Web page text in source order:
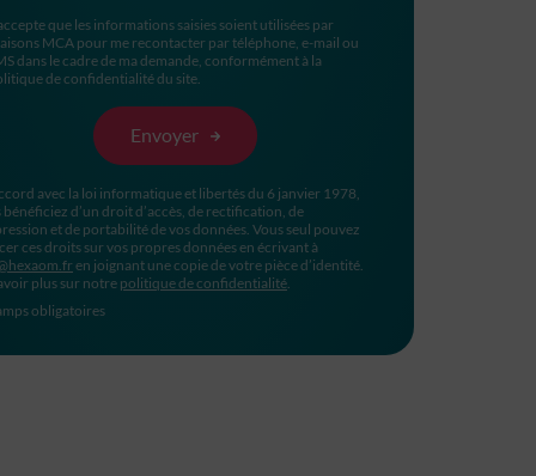
que les informations saisies soient utilisées par
MCA pour me recontacter par téléphone, e-mail ou
dans le cadre de ma demande, conformément à la
de confidentialité du site.
avec la loi informatique et libertés du 6 janvier 1978,
bénéficiez d’un droit d’accès, de rectification, de
et de portabilité de vos données. Vous seul pouvez
ces droits sur vos propres données en écrivant à
en joignant une copie de votre pièce d’identité.
plus sur notre politique de confidentialité
obligatoires